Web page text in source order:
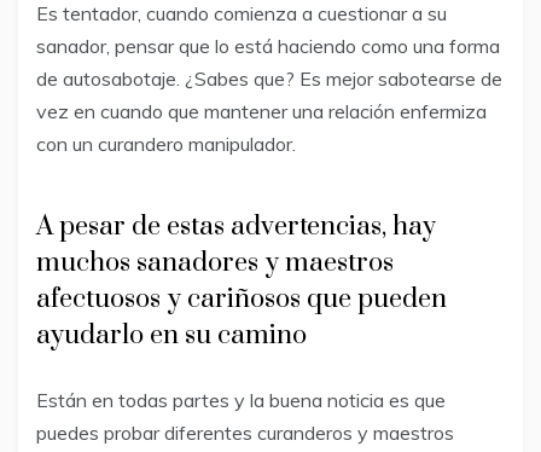
Es tentador, cuando comienza a cuestionar a su
sanador, pensar que lo está haciendo como una forma
de autosabotaje. ¿Sabes que? Es mejor sabotearse de
vez en cuando que mantener una relación enfermiza
con un curandero manipulador.
A pesar de estas advertencias, hay
muchos sanadores y maestros
afectuosos y cariñosos que pueden
ayudarlo en su camino
Están en todas partes y la buena noticia es que
puedes probar diferentes curanderos y maestros